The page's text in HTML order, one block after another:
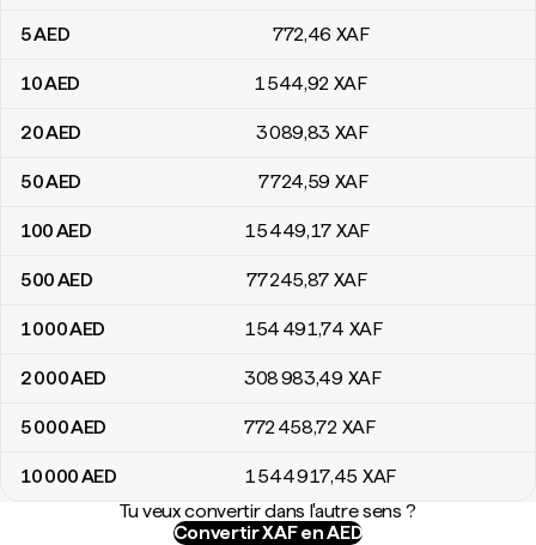
5AED 772,46 XAF
10AED 1 544,92 XAF
20AED 3 089,83 XAF
50AED 7 724,59 XAF
100AED 15 449,17 XAF
500AED 77 245,87 XAF
1 000AED 154 491,74 XAF
2 000AED 308 983,49 XAF
5 000AED 772 458,72 XAF
10 000AED 1 544 917,45 XAF
Tu veux convertir dans l'autre sens ?
Convertir XAF en AED